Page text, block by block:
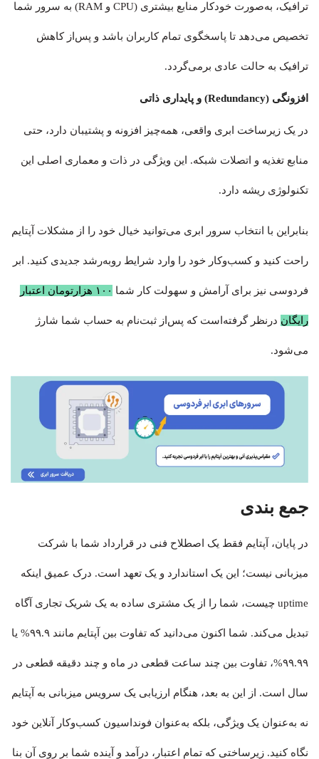
ترافیک، به‌صورت خودکار منابع بیشتری (CPU و RAM) به سرور شما
تخصیص می‌دهد تا پاسخگوی تمام کاربران باشد و پس‌از کاهش
ترافیک به حالت عادی برمی‌گردد.
افزونگی (Redundancy) و پایداری ذاتی
در یک زیرساخت ابری واقعی، همه‌چیز افزونه و پشتیبان دارد، حتی
منابع تغذیه و اتصلات شبکه. این ویژگی در ذات و معماری اصلی این
تکنولوژی ریشه دارد.
بنابراین با انتخاب سرور ابری می‌توانید خیال خود را از مشکلات آپتایم
راحت کنید و کسب‌وکار خود را وارد شرایط روبه‌رشد جدیدی کنید. ابر
فردوسی نیز برای آرامش و سهولت کار شما ۱۰۰ هزارتومان اعتبار
رایگان درنظر گرفته‌است که پس‌از ثبت‌نام به حساب شما شارژ
می‌شود.
جمع بندی
در پایان، آپتایم فقط یک اصطلاح فنی در قرارداد شما با شرکت
میزبانی نیست؛ این یک استاندارد و یک تعهد است. درک عمیق اینکه
uptime چیست، شما را از یک مشتری ساده به یک شریک تجاری آگاه
تبدیل می‌کند. شما اکنون می‌دانید که تفاوت بین آپتایم مانند ۹۹.۹% یا
۹۹.۹۹%، تفاوت بین چند ساعت قطعی در ماه و چند دقیقه قطعی در
سال است. از این به بعد، هنگام ارزیابی یک سرویس میزبانی به آپتایم
نه به‌عنوان یک ویژگی، بلکه به‌عنوان فونداسیون کسب‌وکار آنلاین خود
نگاه کنید. زیرساختی که تمام اعتبار، درآمد و آینده شما بر روی آن بنا